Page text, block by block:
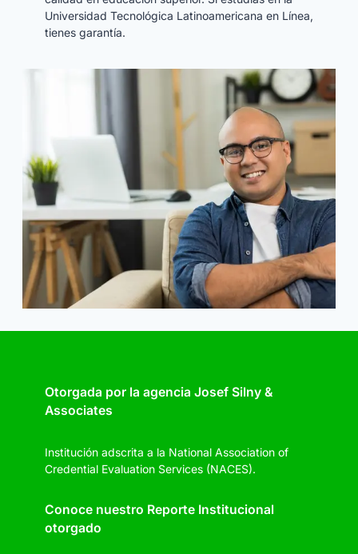
Universidad Tecnológica Latinoamericana en Línea,
tienes garantía.
Otorgada por la agencia Josef Silny &
Associates
Institución adscrita a la National Association of
Credential Evaluation Services (NACES).
Conoce nuestro Reporte Institucional
otorgado